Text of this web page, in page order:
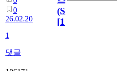
0
26.02.20
1
댓글
(Suits)
[1]